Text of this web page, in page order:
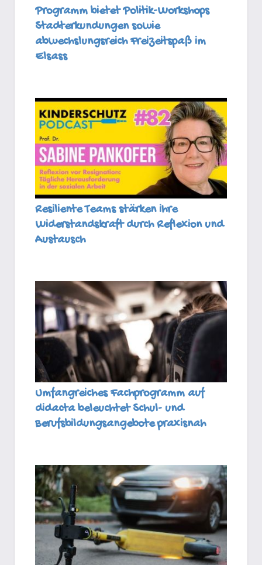
Programm bietet Politik-Workshops
Stadterkundungen sowie
abwechslungsreich Freizeitspaß im
Elsass
Resiliente Teams stärken ihre
Widerstandskraft durch Reflexion und
Austausch
Umfangreiches Fachprogramm auf
didacta beleuchtet Schul- und
Berufsbildungsangebote praxisnah